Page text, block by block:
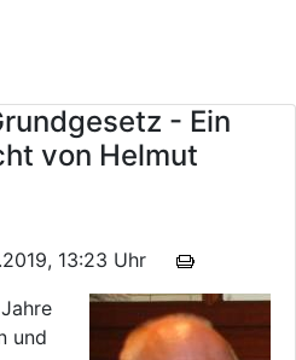
- Ein
von Helmut
13:23 Uhr
und